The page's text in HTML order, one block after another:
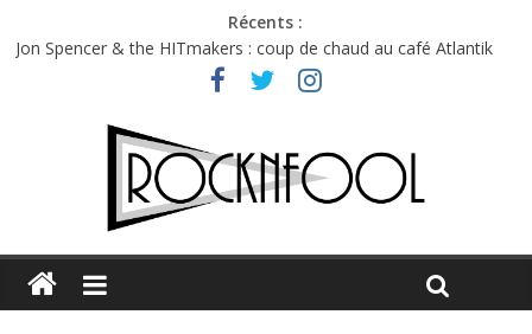
Récents :
Charlie Puth à l’Olympia : la leçon de pop du Professeur Puth
Jon Spencer & the HITmakers : coup de chaud au café Atlantik
Hellfest 2026 vendredi : température et émotions en hausse
Première édition du Midgard Festival : entre bière, métal et